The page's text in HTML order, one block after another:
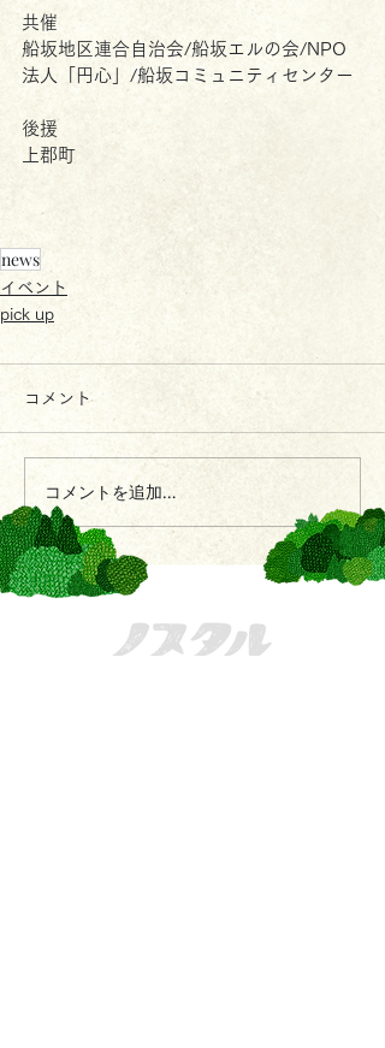
共催
船坂地区連合自治会/船坂エルの会/NPO
法人「円心」/船坂コミュニティセンター
後援
上郡町
news
イベント
pick up
コメント
コメントを追加…